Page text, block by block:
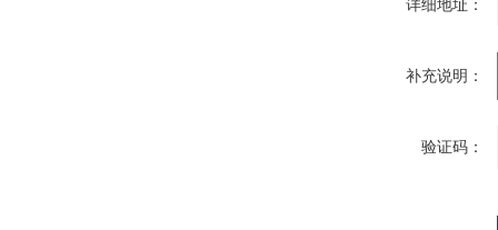
详细地址：
补充说明：
验证码：